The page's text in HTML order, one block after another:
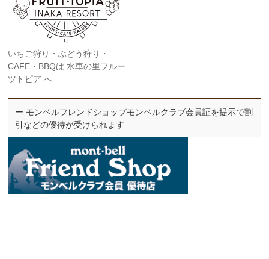
いちご狩り・ぶどう狩り・
CAFE・BBQは 水車の里フルー
ツトピア へ
ー モンベルフレンドショップモンベルクラブ会員証を提示で割
引などの優待が受けられます